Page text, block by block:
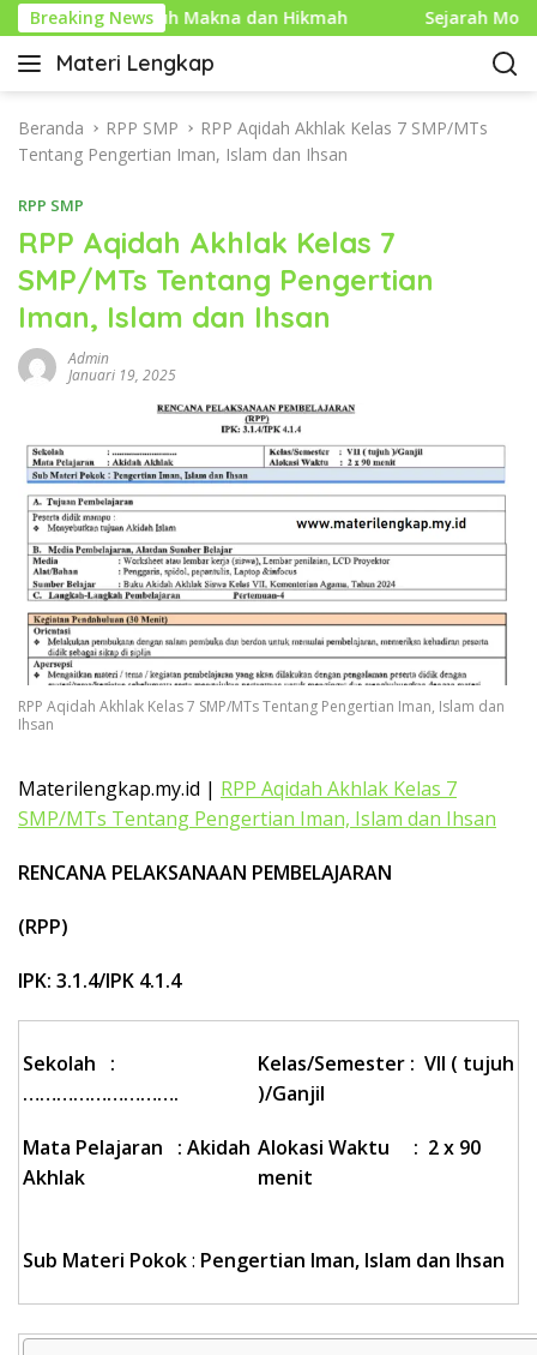
a
Breaking News
Penuh Makna dan Hikmah Sejarah Mouse
Materi Lengkap
I
f
o
e
n
d
i
d
k
L
e
n
g
k
a
p
Beranda RPP SMP
RPP Aqidah Akhlak Kelas 7 SMP/MTs
Tentang Pengertian Iman, Islam dan Ihsan
RPP SMP
RPP Aqidah Akhlak Kelas 7
SMP/MTs Tentang Pengertian
Iman, Islam dan Ihsan
Admin
Januari 19, 2025
RPP Aqidah Akhlak Kelas 7 SMP/MTs Tentang Pengertian Iman, Islam dan
Ihsan
Materilengkap.my.id | RPP Aqidah Akhlak Kelas 7
SMP/MTs Tentang Pengertian Iman, Islam dan Ihsan
RENCANA PELAKSANAAN PEMBELAJARAN
(RPP)
IPK: 3.1.4/IPK 4.1.4
Sekolah
:
……………………….
Mata Pelajaran
: Akidah
Akhlak
Kelas/Semester : VII ( tujuh
)/Ganjil
Alokasi Waktu : 2 x 90
menit
Sub Materi Pokok: Pengertian Iman, Islam dan Ihsan